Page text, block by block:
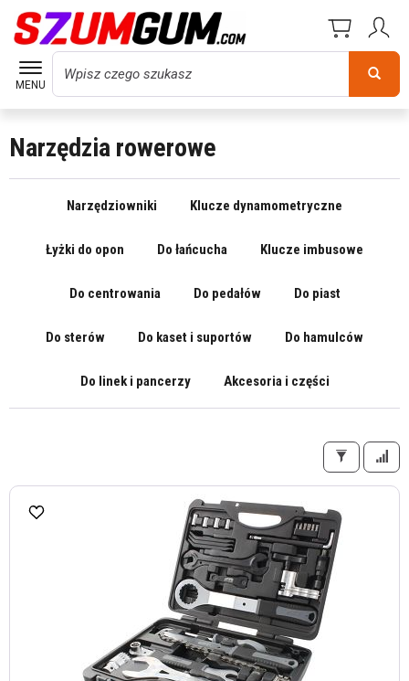
MENU
Wyszukaj
Narzędzia rowerowe
Narzędziowniki Klucze dynamometryczne
Łyżki do opon Do łańcucha Klucze imbusowe
Do centrowania Do pedałów Do piast
Do sterów Do kaset i suportów Do hamulców
Do linek i pancerzy Akcesoria i części